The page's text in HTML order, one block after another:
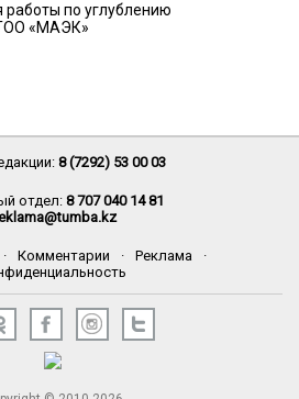
работы по углублению
«МАЭК»
8 (7292) 53 00 03
отдел: 8 707 040 14 81
· Комментарии · Реклама
·